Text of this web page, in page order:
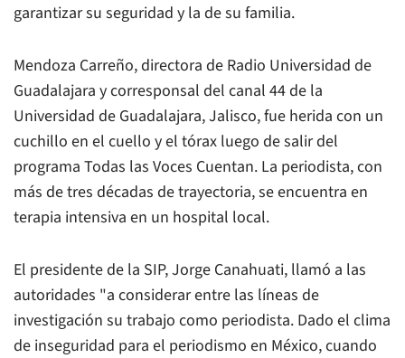
garantizar su seguridad y la de su familia.
Mendoza Carreño, directora de Radio Universidad de
Guadalajara y corresponsal del canal 44 de la
Universidad de Guadalajara, Jalisco, fue herida con un
cuchillo en el cuello y el tórax luego de salir del
programa Todas las Voces Cuentan. La periodista, con
más de tres décadas de trayectoria, se encuentra en
terapia intensiva en un hospital local.
El presidente de la SIP, Jorge Canahuati, llamó a las
autoridades "a considerar entre las líneas de
investigación su trabajo como periodista. Dado el clima
de inseguridad para el periodismo en México, cuando